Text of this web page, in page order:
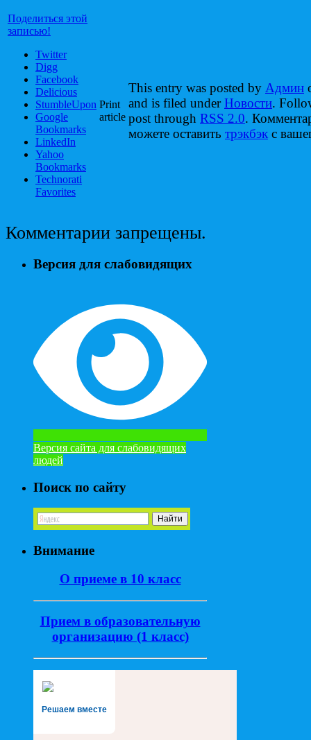
Поделиться этой
записью!
Twitter
Digg
Facebook
Delicious
StumbleUpon
Google
Bookmarks
LinkedIn
Yahoo
Bookmarks
Technorati
Favorites
Print
article
This entry was posted by Админ
and is filed underНовости.
post through RSS 2.0.
можете оставить трэкбэк с
Комментарии запрещены.
Версия для слабовидящих
Версия сайта для слабовидящих
людей
Поиск по сайту
Внимание
О приеме в 10 класс
Прием в образовательную
организацию (1 класс)
Решаем вместе